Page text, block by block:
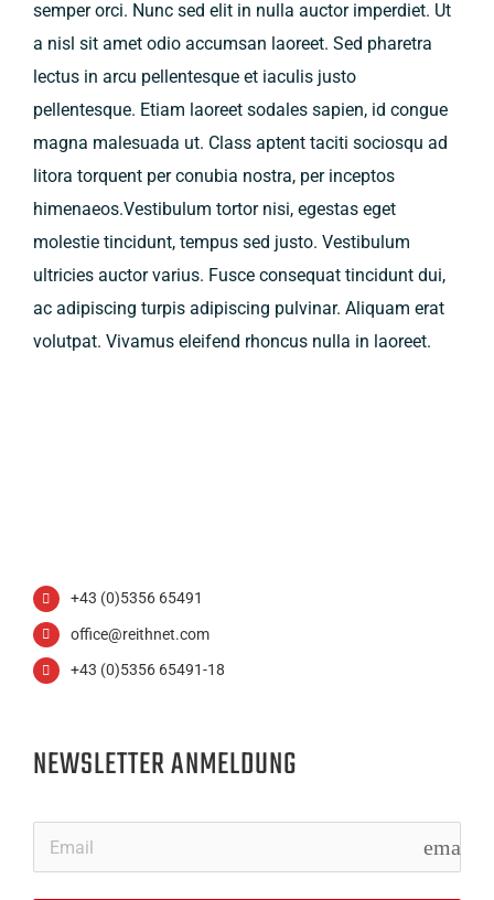
semper orci. Nunc sed elit in nulla auctor imperdiet. Ut
a nisl sit amet odio accumsan laoreet. Sed pharetra
lectus in arcu pellentesque et iaculis justo
pellentesque. Etiam laoreet sodales sapien, id congue
magna malesuada ut. Class aptent taciti sociosqu ad
litora torquent per conubia nostra, per inceptos
himenaeos.Vestibulum tortor nisi, egestas eget
molestie tincidunt, tempus sed justo. Vestibulum
ultricies auctor varius. Fusce consequat tincidunt dui,
ac adipiscing turpis adipiscing pulvinar. Aliquam erat
volutpat. Vivamus eleifend rhoncus nulla in laoreet.
+43 (0)5356 65491
office@reithnet.com
+43 (0)5356 65491-18
NEWSLETTER ANMELDUNG
email